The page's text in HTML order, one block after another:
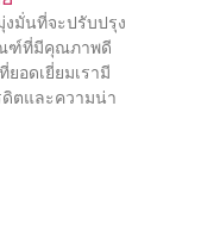
งมั่นที่จะปรับปรุง
ณฑ์ที่มีคุณภาพดี
อดเยี่ยมเรามี
ดิตและความน่า